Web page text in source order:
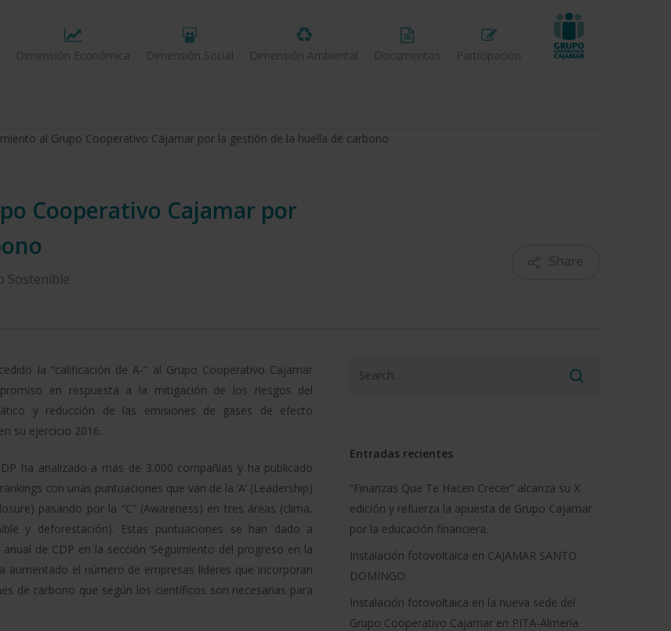
Dimensión Económica Dimensión Social Dimensión Ambiental Documentos Participación
al Grupo Cooperativo Cajamar por la gestión de la huella de carbono
Cooperativo Cajamar por
Sostenible
Share
la “calificación de A-“ al Grupo Cooperativo Cajamar
en respuesta a la mitigación de los riesgos del
y reducción de las emisiones de gases de efecto
su ejercicio 2016.
ha analizado a más de 3.000 compañías y ha publicado
con unas puntuaciones que van de la ‘A’ (Leadership)
pasando por la “C” (Awareness) en tres áreas (clima,
y deforestación). Estas puntuaciones se han dado a
de CDP en la sección ‘Seguimiento del progreso en la
aumentado el número de empresas líderes que incorporan
de carbono que según los científicos son necesarias para
Entradas recientes
“Finanzas Que Te Hacen Crecer” alcanza su X
edición y refuerza la apuesta de Grupo Cajamar
por la educación financiera.
Instalación fotovoltaica en CAJAMAR SANTO
DOMINGO
Instalación fotovoltaica en la nueva sede del
Grupo Cooperativo Cajamar en PITA-Almería